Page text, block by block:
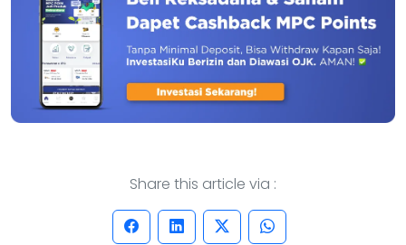
Share this article via :